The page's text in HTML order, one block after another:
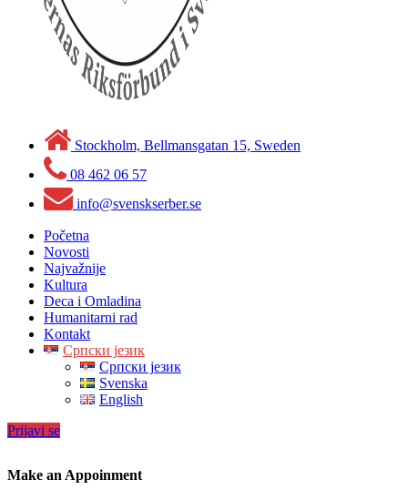
Stockholm, Bellmansgatan 15, Sweden
08 462 06 57
info@svenskserber.se
Početna
Novosti
Najvažnije
Kultura
Deca i Omladina
Humanitarni rad
Kontakt
Српски језик
Српски језик
Svenska
English
Prijavi se
Make an Appoinment